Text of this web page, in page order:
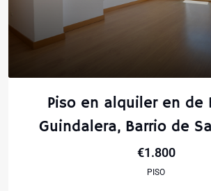
Piso en alquiler en de
Guindalera, Barrio de
€1.800
PISO